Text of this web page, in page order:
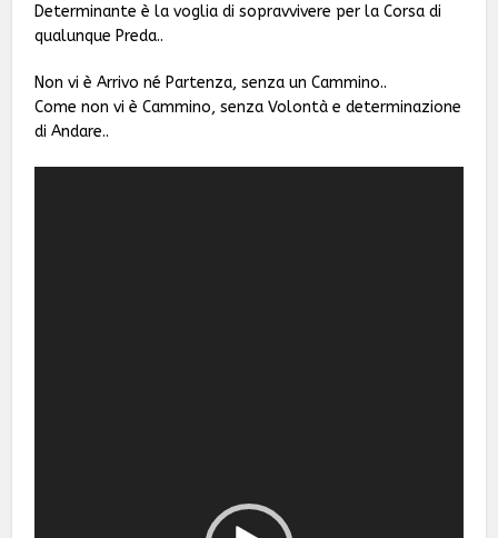
Determinante è la voglia di sopravvivere per la Corsa di
qualunque Preda..
Non vi è Arrivo né Partenza, senza un Cammino..
Come non vi è Cammino, senza Volontà e determinazione
di Andare..